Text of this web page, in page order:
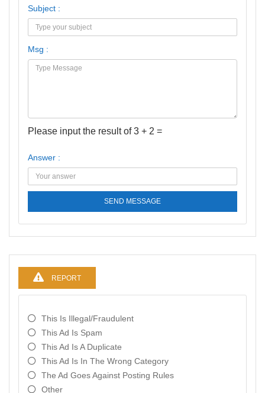
Subject :
Msg :
Please input the result of 3 + 2 =
Answer :
SEND MESSAGE
REPORT
This Is Illegal/fraudulent
This Ad Is Spam
This Ad Is A Duplicate
This Ad Is In The Wrong Category
The Ad Goes Against Posting Rules
Other